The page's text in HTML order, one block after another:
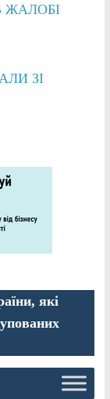
ЖАЛОБІ
ЗІ
які